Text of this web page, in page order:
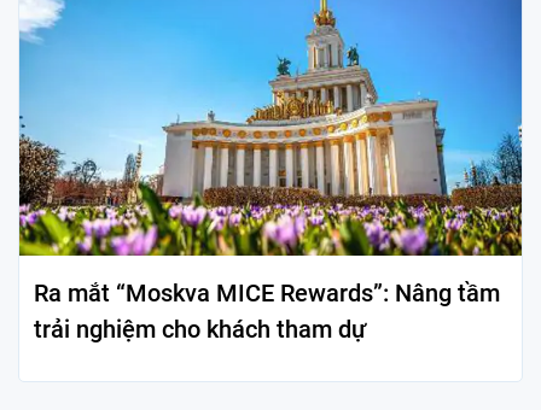
Ra mắt “Moskva MICE Rewards”: Nâng tầm
trải nghiệm cho khách tham dự